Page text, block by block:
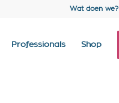
Wat doen we?
Professionals Shop